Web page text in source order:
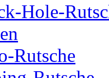
Hole-
Rutsche